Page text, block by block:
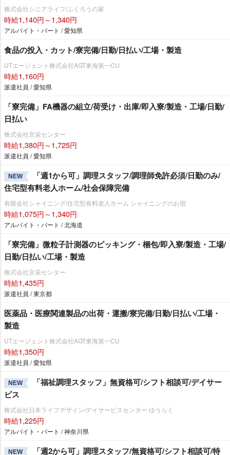
株式会社シニアライフ/ふくろうの家
時給1,140円～1,340円
アルバイト・パート / 愛知県
食品の投入・カット/寮完備/日勤/日払い/工場・製造
UTエージェント株式会社AGT東海第一CU
時給1,160円
派遣社員 / 愛知県
「寮完備」FA機器の組立/荷受け・出庫/即入寮/製造・工場/日勤/
日払い
株式会社京栄センター
時給1,380円～1,725円
派遣社員 / 愛知県
NEW
「週1から可」調理スタッフ/調理師免許必須/日勤のみ/
住宅型有料老人ホーム/社会保障完備
有限会社シャイニング/住宅型有料老人ホーム シャイニングのお宿
時給1,075円～1,340円
アルバイト・パート / 北海道
「寮完備」微粒子計測器のピッキング・梱包/即入寮/製造・工場/
日勤/日払い/工場・製造
株式会社京栄センター
時給1,435円
派遣社員 / 東京都
医薬品・医療関連製品の出荷・運搬/寮完備/日勤/日払い/工場・
製造
UTエージェント株式会社AGT東海第一CU
時給1,350円
派遣社員 / 愛知県
NEW
「福祉調理スタッフ」無資格可/シフト相談可/デイサー
ビス
株式会社日本ライフデザイン/デイサービスセンター ゆうらく
時給1,225円
アルバイト・パート / 神奈川県
NEW 「週2から可」調理スタッフ/無資格可/シフト相談可/特